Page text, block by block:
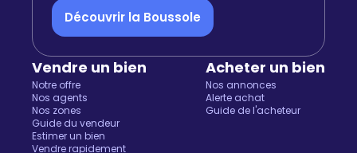
Découvrir la Boussole
Vendre un bien
Notre offre
Nos agents
Nos zones
Guide du vendeur
Estimer un bien
Vendre rapidement
Acheter un bien
Nos annonces
Alerte achat
Guide de l'acheteur